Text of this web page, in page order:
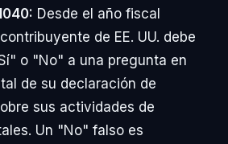
Desde el año fiscal
de EE. UU. debe
o "No" a una pregunta en
de su declaración de
sus actividades de
Un "No" falso es